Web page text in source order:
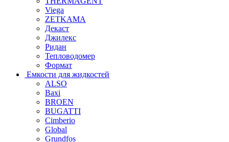
Viega
ZETKAMA
Декаст
Джилекс
Ридан
Тепловодомер
Формат
Емкости для жидкостей
ALSO
Baxi
BROEN
BUGATTI
Cimberio
Global
Grundfos